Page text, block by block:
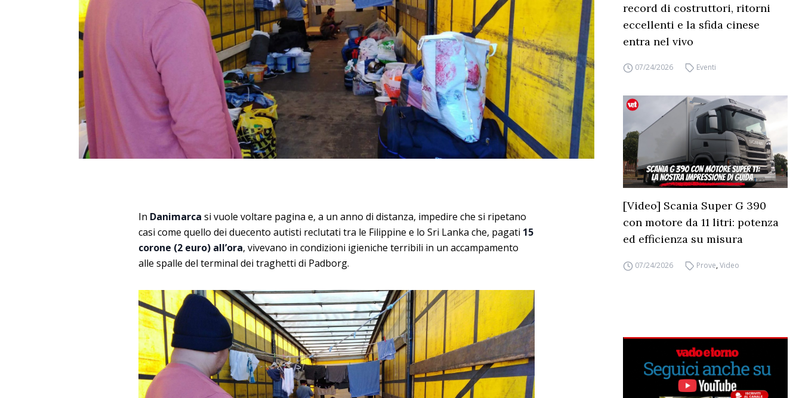
In Danimarca si vuole voltare pagina e, a un anno di distanza, impedire che si ripetano
casi come quello dei duecento autisti reclutati tra le Filippine e lo Sri Lanka che, pagati 15
corone (2 euro) all’ora, vivevano in condizioni igieniche terribili in un accampamento
alle spalle del terminal dei traghetti di Padborg.
record di costruttori, ritorni
eccellenti e la sfida cinese
entra nel vivo
07/24/2026 Eventi
[Video] Scania Super G 390
con motore da 11 litri: potenza
ed efficienza su misura
07/24/2026 Prove,Video